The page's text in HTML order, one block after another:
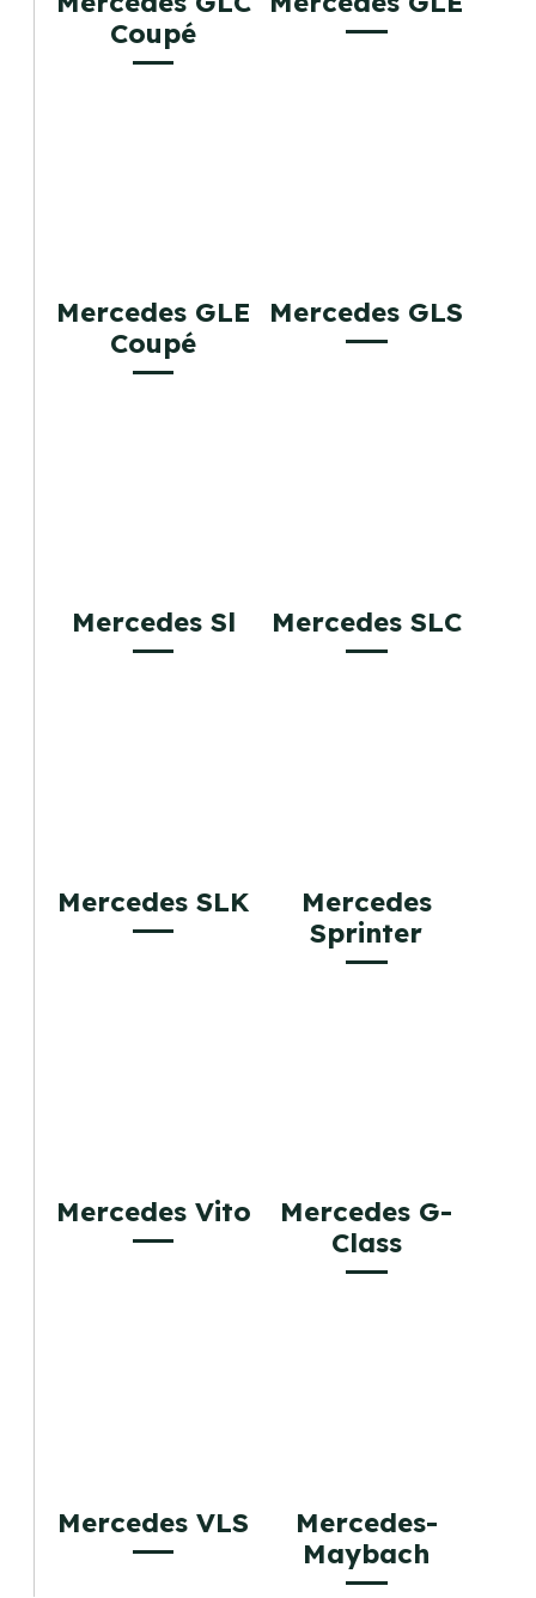
Coupé
Mercedes GLE
Coupé
Mercedes GLS
Mercedes Sl Mercedes SLC
Mercedes SLK
Mercedes
Sprinter
Mercedes Vito
Mercedes G-
Class
Mercedes VLS
Mercedes-
Maybach